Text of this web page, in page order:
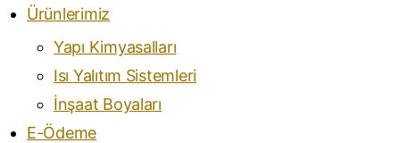
Ürünlerimiz
Yapı Kimyasalları
Isı Yalıtım Sistemleri
İnşaat Boyaları
E-Ödeme